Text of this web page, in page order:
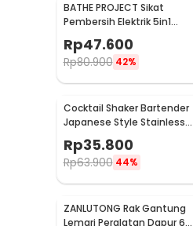
BATHE PROJECT Sikat
Pembersih Elektrik 5in1
Magic Brush Rechargeable
- WQ8110
Rp47.600
Rp80.900 42%
Cocktail Shaker Bartender
Japanese Style Stainless
Steel 200ml
Rp35.800
Rp63.900 44%
ZANLUTONG Rak Gantung
Lemari Peralatan Dapur 6